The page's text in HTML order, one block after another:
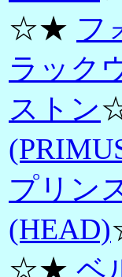
☆★ フ
ラック
ストン
プリン
(HEAD)
☆★ ベ